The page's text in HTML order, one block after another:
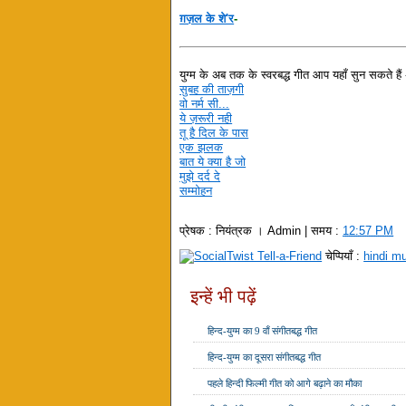
ग़ज़ल के शे'र-
युग्म के अब तक के स्वरबद्ध गीत आप यहाँ सुन सकते हैं
सुबह की ताज़गी
वो नर्म सी...
ये ज़रूरी नही
तू है दिल के पास
एक झलक
बात ये क्या है जो
मुझे दर्द दे
सम्मोहन
प्रेषक :नियंत्रक । Admin | समय : 12:57 PM
चेप्पियाँ : hindi
इन्हें भी पढ़ें
हिन्द-युग्म का 9 वाँ संगीतबद्ध गीत
हिन्द-युग्म का दूसरा संगीतबद्ध गीत
पहले हिन्दी फिल्मी गीत को आगे बढ़ाने का मौका